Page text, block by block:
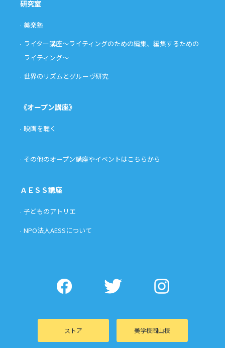
研究室
美楽塾
ライター講座〜ライティングのための編集、編集するための
ライティング〜
世界のリズムとグルーヴ研究
《オープン講座》
映画を聴く
その他のオープン講座やイベントはこちらから
ＡＥＳＳ講座
子どものアトリエ
NPO法人AESSについて
ストア 美学校岡山校